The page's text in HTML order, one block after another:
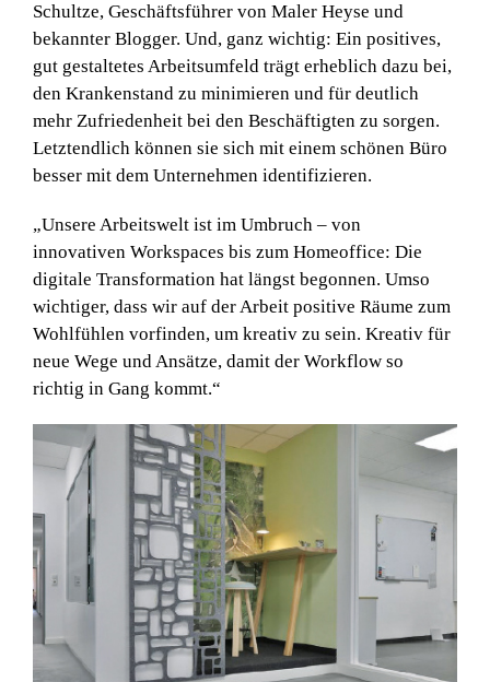
Schultze, Geschäftsführer von Maler Heyse und
bekannter Blogger. Und, ganz wichtig: Ein positives,
gut gestaltetes Arbeitsumfeld trägt erheblich dazu bei,
den Krankenstand zu minimieren und für deutlich
mehr Zufriedenheit bei den Beschäftigten zu sorgen.
Letztendlich können sie sich mit einem schönen Büro
besser mit dem Unternehmen identifizieren.
„Unsere Arbeitswelt ist im Umbruch – von
innovativen Workspaces bis zum Homeoffice: Die
digitale Transformation hat längst begonnen. Umso
wichtiger, dass wir auf der Arbeit positive Räume zum
Wohlfühlen vorfinden, um kreativ zu sein. Kreativ für
neue Wege und Ansätze, damit der Workflow so
richtig in Gang kommt.“